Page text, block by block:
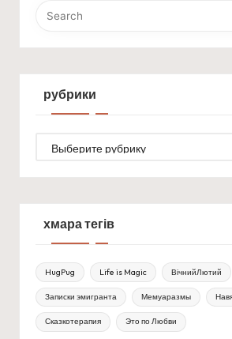
рубрики
хмара тегів
HugPug Life is Magic ВічнийЛютий
Записки эмигранта Мемуаразмы
Сказкотерапия Это по Любви